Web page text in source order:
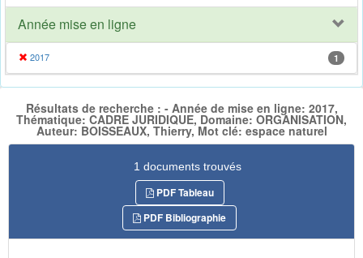
Année mise en ligne
2017 1
Résultats de recherche : - Année de mise en ligne: 2017,
Thématique: CADRE JURIDIQUE, Domaine: ORGANISATION,
Auteur: BOISSEAUX, Thierry, Mot clé: espace naturel
1 documents trouvés
PDF Tableau
PDF Bibliographie